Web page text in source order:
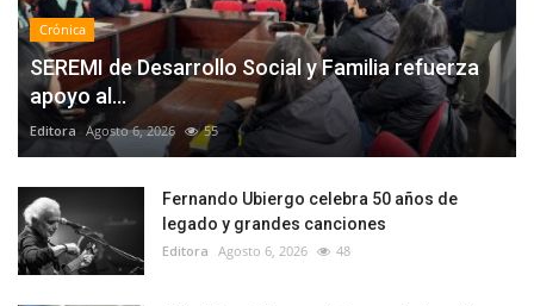
Crónica
SEREMI de Desarrollo Social y Familia refuerza
apoyo al...
Editora Agosto 6, 2026 55
Fernando Ubiergo celebra 50 años de
legado y grandes canciones
Editora Agosto 6, 2026 48